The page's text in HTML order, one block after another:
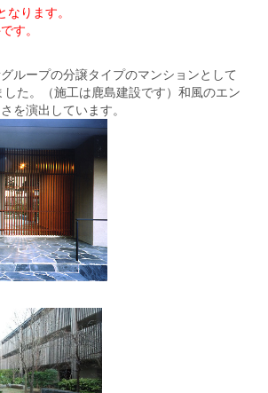
ります。
す。
ループの分譲タイプのマンションとして
た。（施工は鹿島建設です）和風のエン
を演出しています。